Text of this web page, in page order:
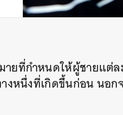
ยที่กำหนดให้ผู้ชายแต่
งหนึ่งที่เกิดขึ้นก่อนนอก